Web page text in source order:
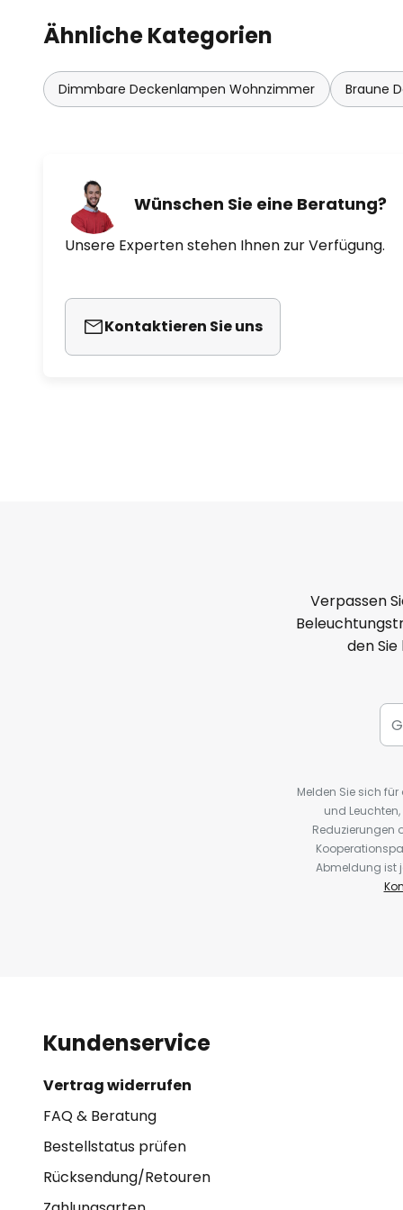
Ähnliche Kategorien
Dimmbare Deckenlampen Wohnzimmer Braune
Wünschen Sie eine Beratung?
Unsere Experten stehen Ihnen zur Verfügung.
Kontaktieren Sie uns
Verpassen
den
Melden Sie sich
und
Reduzierungen
Abmeldung ist
Kundenservice
Vertrag widerrufen
FAQ & Beratung
Bestellstatus prüfen
Rücksendung/Retouren